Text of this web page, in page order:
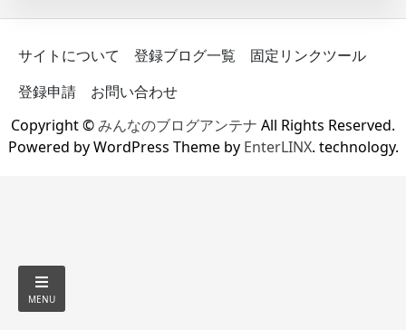
サイトについて 登録ブログ一覧
固定リンクツール
登録申請
お問い合わせ
Copyright ©みんなのブログアンテナ All Rights Reserved.
Powered by WordPress Theme by EnterLINX. technology.
MENU